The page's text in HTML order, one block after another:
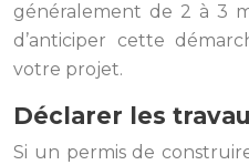
généralement de 2 à 3
d’anticiper cette
votre projet.
Déclarer les
Si un permis de